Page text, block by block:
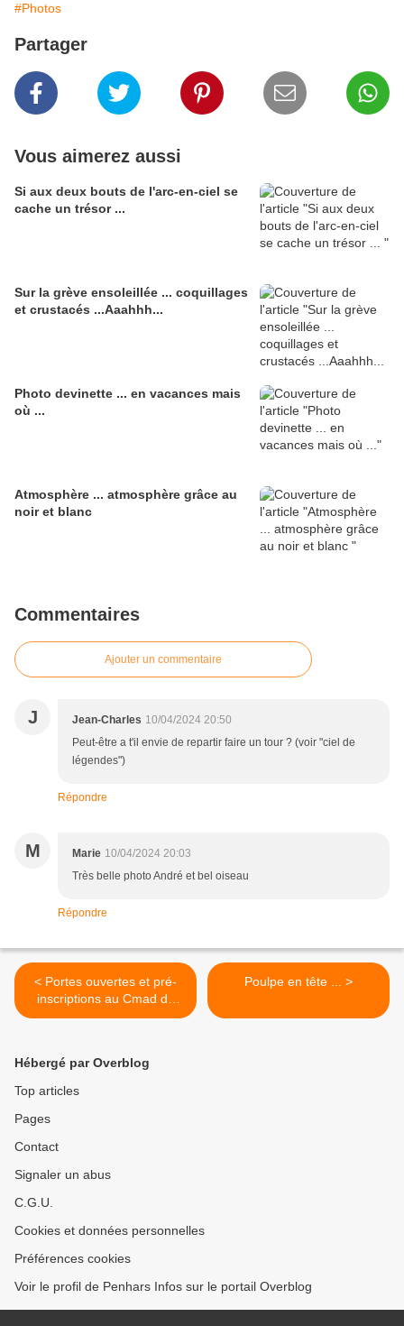
#Photos
Partager
Vous aimerez aussi
Si aux deux bouts de l'arc-en-ciel se
cache un trésor ...
Sur la grève ensoleillée ... coquillages
et crustacés ...Aaahhh...
Photo devinette ... en vacances mais
où ...
Atmosphère ... atmosphère grâce au
noir et blanc
Commentaires
Ajouter un commentaire
J Jean-Charles 10/04/2024 20:50
Peut-être a t'il envie de repartir faire un tour ? (voir "ciel de
légendes")
Répondre
M Marie 10/04/2024 20:03
Très belle photo André et bel oiseau
Répondre
< Portes ouvertes et pré-
inscriptions au Cmad de
Quimper les 17 et 20 avril
Poulpe en tête ... >
Hébergé par Overblog
Top articles
Pages
Contact
Signaler un abus
C.G.U.
Cookies et données personnelles
Préférences cookies
Voir le profil de Penhars Infos sur le portail Overblog